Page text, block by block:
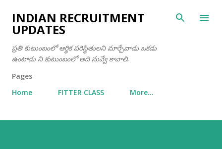
Skip to main content
INDIAN RECRUITMENT
UPDATES
ప్రతి కుటుంబంలో ఆర్థిక పరిస్థితులని మార్చేవాడు ఒకడు
ఉంటాడు ని కుటుంబంలో అది నువ్వే కావాలి.
Pages
Home
FITTER CLASS More…